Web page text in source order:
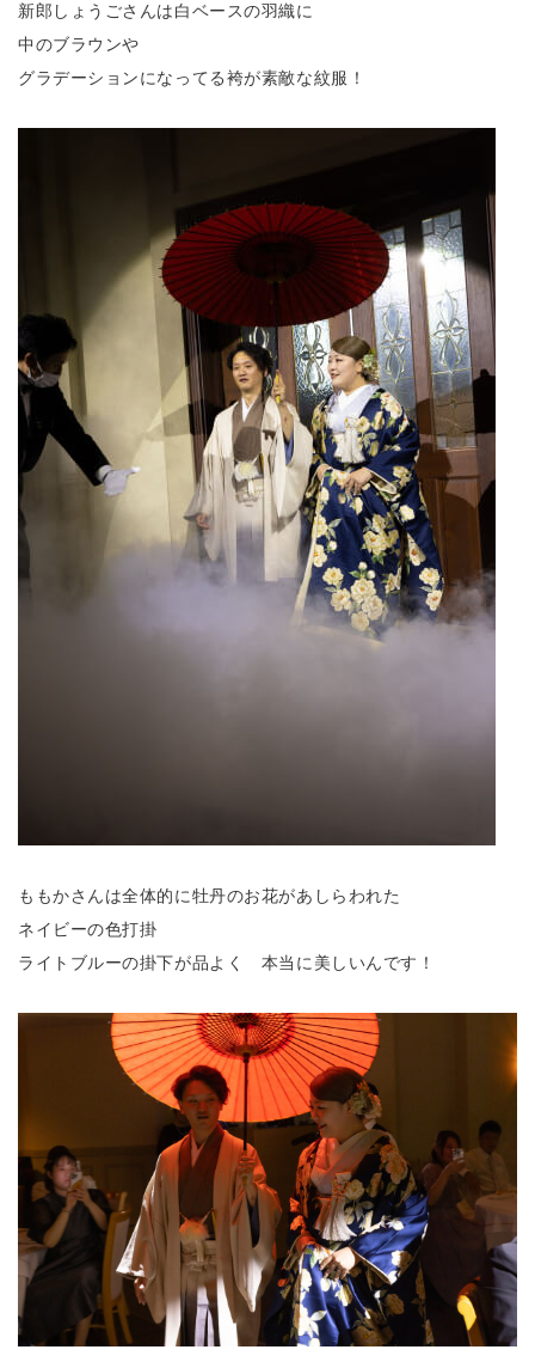
新郎しょうごさんは白ベースの羽織に
中のブラウンや
グラデーションになってる袴が素敵な紋服！
ももかさんは全体的に牡丹のお花があしらわれた
ネイビーの色打掛
ライトブルーの掛下が品よく 本当に美しいんです！